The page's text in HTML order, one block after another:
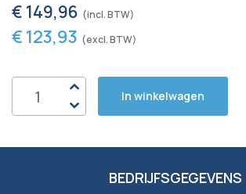
€ 149,96
€ 123,93
In winkelwagen
BEDRIJFSGEGEVENS